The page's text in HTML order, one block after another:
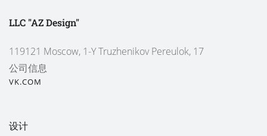
LLC "AZ Design"
119121 Moscow, 1-Y Truzhenikov Pereulok, 17
公司信息
VK.COM
设计